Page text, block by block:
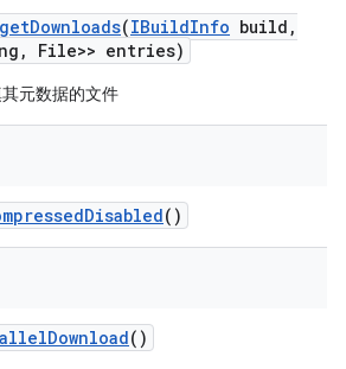
Downloads(IBuildInfo build ,
, File>> entries)
元数据的文件
Disabled()
Download()